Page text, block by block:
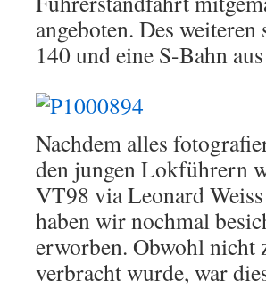
angeboten. Des
140 und eine S-Bahn
Nachdem alles
den jungen Lokführern
VT98 via Leonard
haben wir nochmal
erworben. Obwohl nicht
verbracht wurde, war